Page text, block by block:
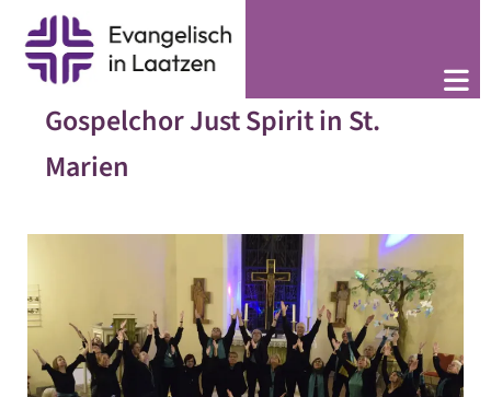
Gospelchor Just Spirit in St.
Marien